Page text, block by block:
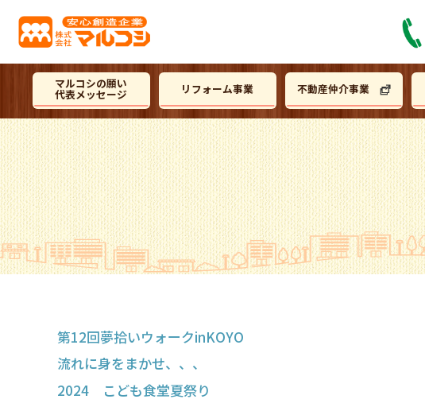
マルコシの願い
代表メッセージ リフォーム事業 不動産仲介事業
第12回夢拾いウォークinKOYO
流れに身をまかせ、、、
2024 こども食堂夏祭り